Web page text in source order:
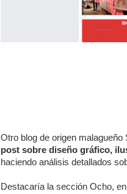
Otro blog de origen malagueño
post sobre diseño gráfico,
haciendo análisis detallados
Destacaría la sección Ocho,